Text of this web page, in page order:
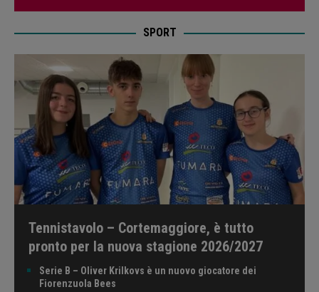
SPORT
Tennistavolo – Cortemaggiore, è tutto
pronto per la nuova stagione 2026/2027
Serie B – Oliver Krilkovs è un nuovo giocatore dei
Fiorenzuola Bees